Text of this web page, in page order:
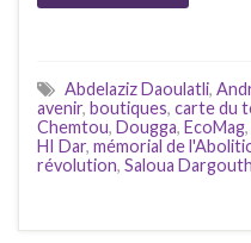
Abdelaziz Daoulatli,
avenir, boutiques, carte du
Chemtou, Dougga, EcoMag,
HI Dar, mémorial de
révolution, Saloua Dargouth